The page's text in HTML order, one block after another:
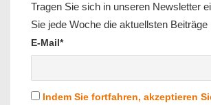
Tragen Sie sich in unseren Newsletter
Sie jede Woche die aktuellsten Beiträge
E-Mail*
Indem Sie fortfahren, akzeptieren